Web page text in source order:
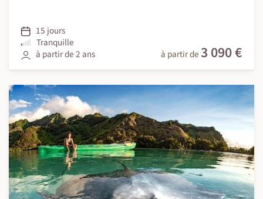
15 jours
Tranquille
à partir de 2 ans
à partir de 3 090 €